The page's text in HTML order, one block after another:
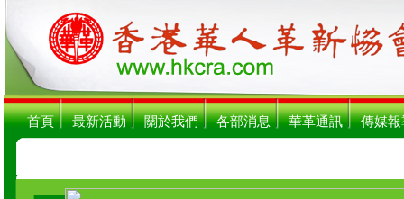
首頁 最新活動 關於我們 各部消息 華革通訊 傳媒報